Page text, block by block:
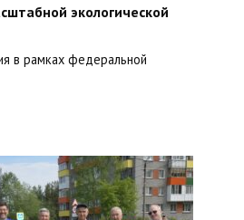
экологической
в рамках федеральной